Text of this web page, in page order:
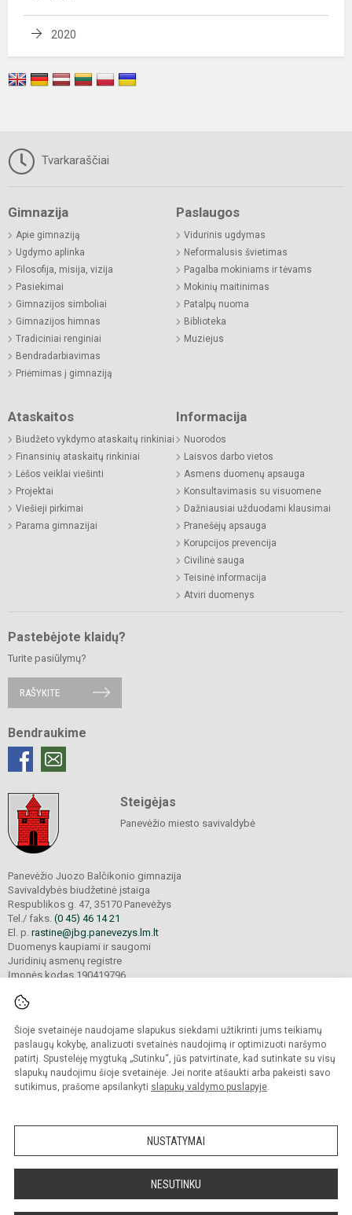
Šioje svetainėje naudojame slapukus siekdami užtikrinti jums teikiamų
paslaugų kokybę, analizuoti svetainės naudojimą ir optimizuoti naršymo
patirtį. Spustelėję mygtuką „Sutinku“, jūs patvirtinate, kad sutinkate su visų
slapukų naudojimu šioje svetainėje. Jei norite atšaukti arba pakeisti savo
sutikimus, prašome apsilankyti slapukų valdymo puslapyje.
NUSTATYMAI
NESUTINKU
2020
Tvarkaraščiai
Gimnazija
Apie gimnaziją
Ugdymo aplinka
Filosofija, misija, vizija
Pasiekimai
Gimnazijos simboliai
Gimnazijos himnas
Tradiciniai renginiai
Bendradarbiavimas
Priėmimas į gimnaziją
Paslaugos
Vidurinis ugdymas
Neformalusis švietimas
Pagalba mokiniams ir tėvams
Mokinių maitinimas
Patalpų nuoma
Biblioteka
Muziejus
Ataskaitos
Biudžeto vykdymo ataskaitų rinkiniai
Finansinių ataskaitų rinkiniai
Lėšos veiklai viešinti
Projektai
Viešieji pirkimai
Parama gimnazijai
Informacija
Nuorodos
Laisvos darbo vietos
Asmens duomenų apsauga
Konsultavimasis su visuomene
Dažniausiai užduodami klausimai
Pranešėjų apsauga
Korupcijos prevencija
Civilinė sauga
Teisinė informacija
Atviri duomenys
Pastebėjote klaidų?
Turite pasiūlymų?
RAŠYKITE
Bendraukime
Steigėjas
Panevėžio miesto savivaldybė
Panevėžio Juozo Balčikonio gimnazija
Savivaldybės biudžetinė įstaiga
Respublikos g. 47, 35170 Panevėžys
Tel./ faks. (0 45) 46 14 21
El. p. rastine@jbg.panevezys.lm.lt
Duomenys kaupiami ir saugomi
Juridinių asmenų registre
Įmonės kodas 190419796
© 2026. Panevėžio Juozo Balčikonio gimnazija. Visos teisės saugomos.
Kopijuoti turinį be raštiško gimnazijos sutikimo griežtai draudžiama.
Prieinamumo paraiška Slapukų politika
Sumanus būdas atnaujinti